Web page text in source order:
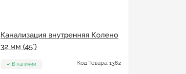
Канализация внутренняя Колено
32 мм (45°)
В наличии Код Товара: 1362